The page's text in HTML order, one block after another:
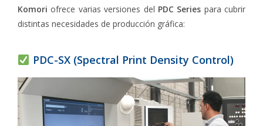
Komori ofrece varias versiones del PDC Series para cubrir
distintas necesidades de producción gráfica:
PDC-SX (Spectral Print Density Control)